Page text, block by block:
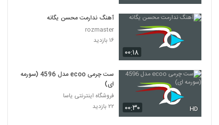
۰۰:۱۸
آهنگ ندارمت محسن یگانه
rozmaster
۱۶ بازدید
۰۰:۳۰ HD
ست چرمی ecoo مدل 4596 (سورمه
ای)
فروشگاه اینترنتی یاسا
۲۲ بازدید